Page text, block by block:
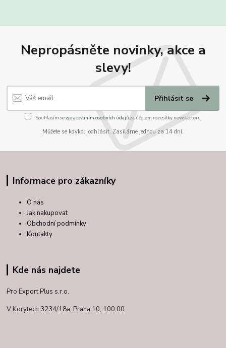
Nepropásněte novinky, akce a
slevy!
Přihlásit se
Souhlasím se zpracováním osobních údajůza účelem rozesílky newsletteru.
Můžete se kdykoli odhlásit. Zasíláme jednou za 14 dní.
Informace pro zákazníky
O nás
Jak nakupovat
Obchodní podmínky
Kontakty
Kde nás najdete
Pro Export Plus s.r.o.
V Korytech 3234/18a, Praha 10, 100 00